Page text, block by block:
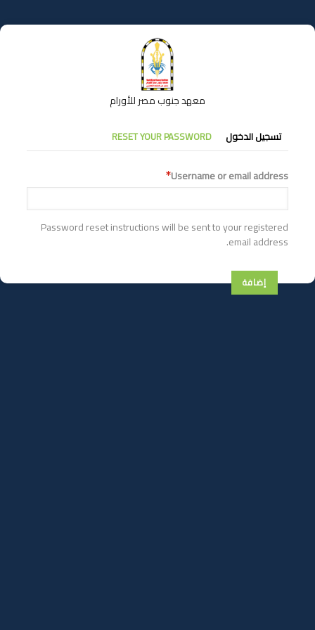
إلى
المحتوى
معهد جنوب مصر للأورام
التبويبات
الأساسية
تسجيل الدخول RESET YOUR PASSWORD
Username or email address
Password reset instructions will be sent to your registered
email address.